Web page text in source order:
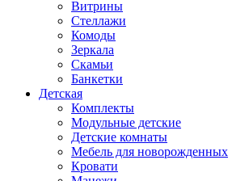
Витрины
Стеллажи
Комоды
Зеркала
Скамьи
Банкетки
Детская
Комплекты
Модульные детские
Детские комнаты
Мебель для новорожденных
Кровати